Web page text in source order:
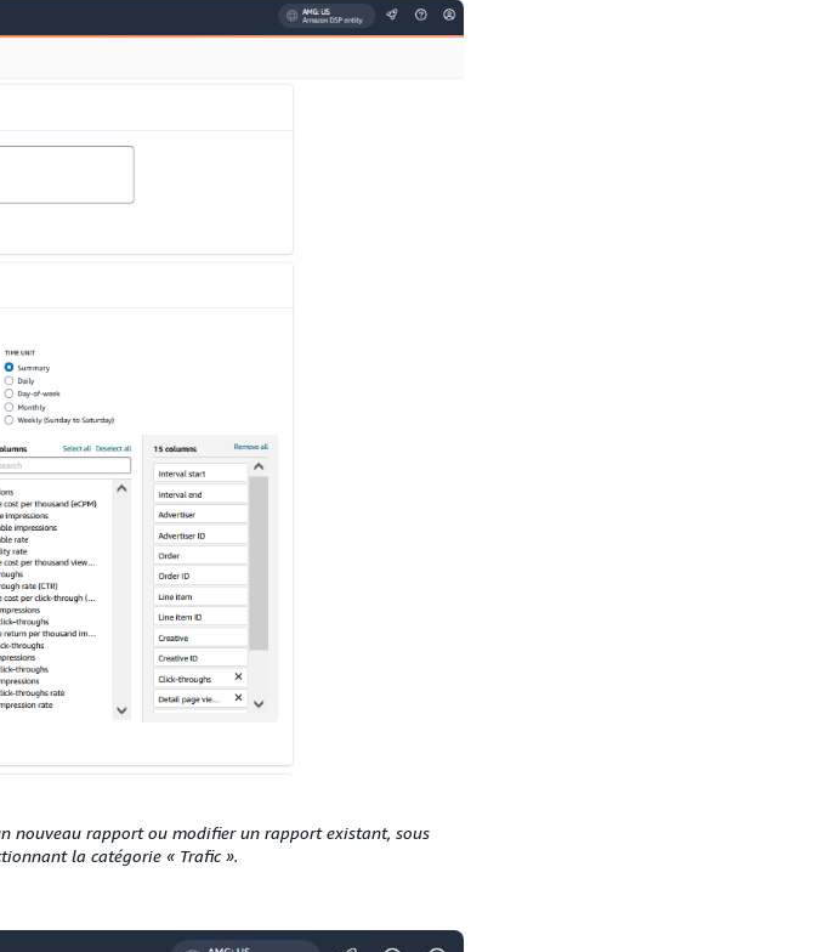
nouveau rapport ou modifier un rapport existant, sous
la catégorie « Trafic ».